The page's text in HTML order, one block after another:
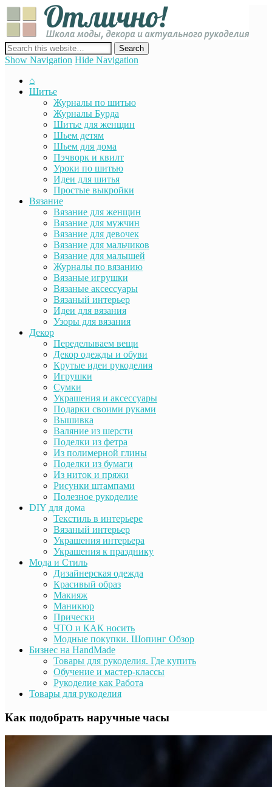
сайт о декоре, дизайне и моде, вязании, шитье и других видах
рукоделия
Show Navigation Hide Navigation
⌂
Шитье
Журналы по шитью
Журналы Бурда
Шитье для женщин
Шьем детям
Шьем для дома
Пэчворк и квилт
Уроки по шитью
Идеи для шитья
Простые выкройки
Вязание
Вязание для женщин
Вязание для мужчин
Вязание для девочек
Вязание для мальчиков
Вязание для малышей
Журналы по вязанию
Вязаные игрушки
Вязаные аксессуары
Вязаный интерьер
Идеи для вязания
Узоры для вязания
Декор
Переделываем вещи
Декор одежды и обуви
Крутые идеи рукоделия
Игрушки
Сумки
Украшения и аксессуары
Подарки своими руками
Вышивка
Валяние из шерсти
Поделки из фетра
Из полимерной глины
Поделки из бумаги
Из ниток и пряжи
Рисунки штампами
Полезное рукоделие
DIY для дома
Текстиль в интерьере
Вязаный интерьер
Украшения интерьера
Украшения к празднику
Мода и Стиль
Дизайнерская одежда
Красивый образ
Макияж
Маникюр
Прически
ЧТО и КАК носить
Модные покупки. Шопинг Обзор
Бизнес на HandMade
Товары для рукоделия. Где купить
Обучение и мастер-классы
Рукоделие как Работа
Товары для рукоделия
Как подобрать наручные часы